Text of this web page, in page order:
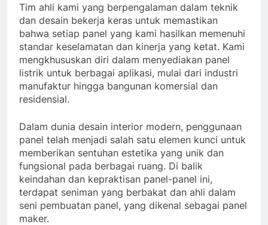
Tim ahli kami yang berpengalaman dalam teknik
dan desain bekerja keras untuk memastikan
bahwa setiap panel yang kami hasilkan memenuhi
standar keselamatan dan kinerja yang ketat. Kami
mengkhususkan diri dalam menyediakan panel
listrik untuk berbagai aplikasi, mulai dari industri
manufaktur hingga bangunan komersial dan
residensial.
Dalam dunia desain interior modern, penggunaan
panel telah menjadi salah satu elemen kunci untuk
memberikan sentuhan estetika yang unik dan
fungsional pada berbagai ruang. Di balik
keindahan dan kepraktisan panel-panel ini,
terdapat seniman yang berbakat dan ahli dalam
seni pembuatan panel, yang dikenal sebagai panel
maker.